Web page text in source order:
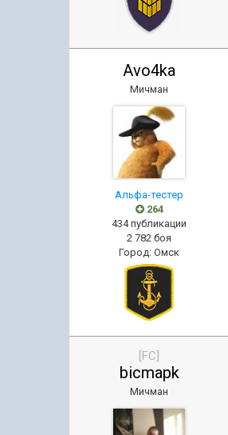
Avo4ka
Мичман
Альфа-тестер
264
434 публикации
2 782 боя
Город:Омск
[FC]
bicmapk
Мичман